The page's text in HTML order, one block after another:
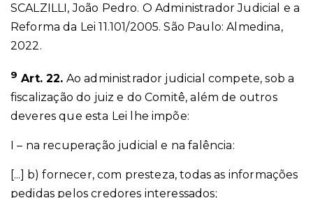
SCALZILLI, João Pedro. O Administrador Judicial e a
Reforma da Lei 11.101/2005. São Paulo: Almedina,
2022.
9 Art. 22. Ao administrador judicial compete, sob a
fiscalização do juiz e do Comitê, além de outros
deveres que esta Lei lhe impõe:
I – na recuperação judicial e na falência:
[...] b) fornecer, com presteza, todas as informações
pedidas pelos credores interessados;